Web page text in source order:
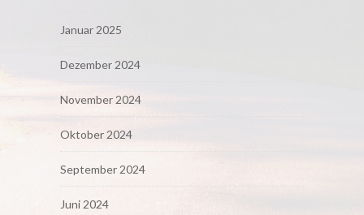
Januar 2025
Dezember 2024
November 2024
Oktober 2024
September 2024
Juni 2024